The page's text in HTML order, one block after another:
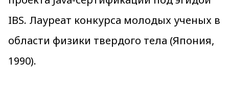
IBS. Лауреат конкурса молодых ученых в
области физики твердого тела (Япония,
1990).